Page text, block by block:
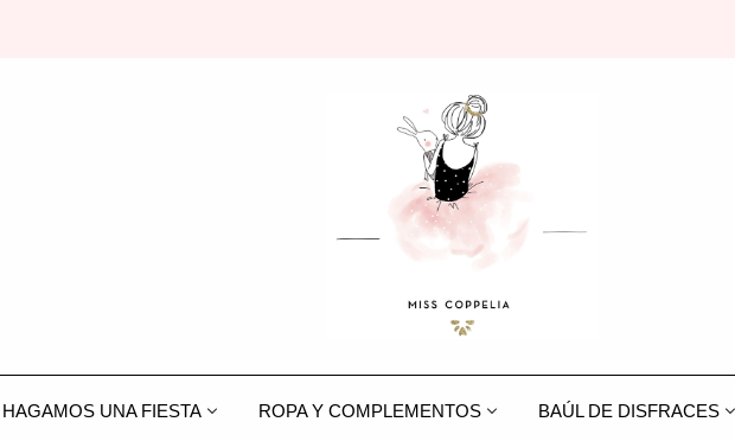
HAGAMOS UNA FIESTA ROPA Y COMPLEMENTOS BAÚL DE DISFRACES